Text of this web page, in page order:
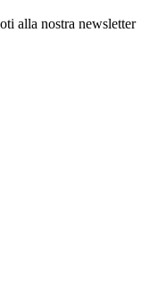
alla nostra newsletter